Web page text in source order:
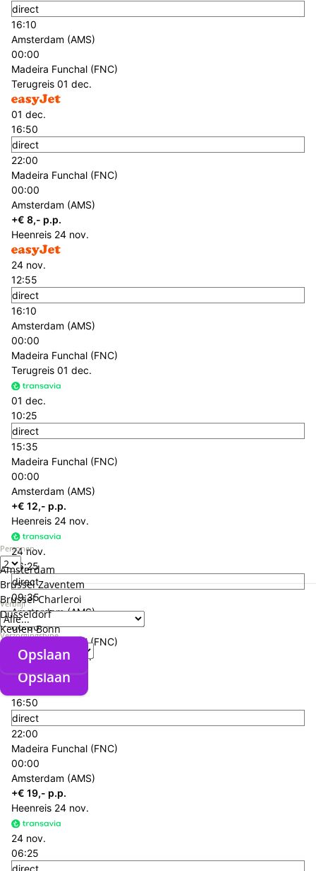
Personen
Verblijf
Verzorgingstype
Opslaan
Amsterdam
Brussel Zaventem
Brussel Charleroi
Düsseldorf
Keulen Bonn
Opslaan
direct
16:10
Amsterdam (AMS)
00:00
Madeira Funchal (FNC)
Terugreis 01 dec.
01 dec.
16:50
direct
22:00
Madeira Funchal (FNC)
00:00
Amsterdam (AMS)
+€ 8,- p.p.
Heenreis 24 nov.
24 nov.
12:55
direct
16:10
Amsterdam (AMS)
00:00
Madeira Funchal (FNC)
Terugreis 01 dec.
01 dec.
10:25
direct
15:35
Madeira Funchal (FNC)
00:00
Amsterdam (AMS)
+€ 12,- p.p.
Heenreis 24 nov.
24 nov.
06:25
direct
09:35
Amsterdam (AMS)
00:00
Madeira Funchal (FNC)
Terugreis 01 dec.
01 dec.
16:50
direct
22:00
Madeira Funchal (FNC)
00:00
Amsterdam (AMS)
+€ 19,- p.p.
Heenreis 24 nov.
24 nov.
06:25
direct